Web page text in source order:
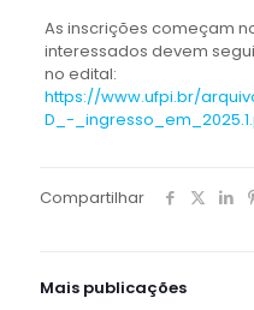
As inscrições começam
interessados devem
no edital:
https://www.ufpi.br/
D_-
Compartilhar
Mais publicações